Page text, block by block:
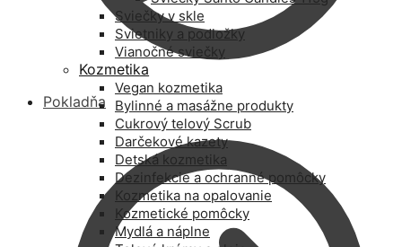
Pokladňa
Sviečky v skle
Svietniky a podložky
Vianočné sviečky
Kozmetika
Vegan kozmetika
Bylinné a masážne produkty
Cukrový telový Scrub
Darčekové kazety
Detská kozmetika
Dezinfekcie a ochranné pomôcky
Kozmetika na opalovanie
Kozmetické pomôcky
Mydlá a náplne